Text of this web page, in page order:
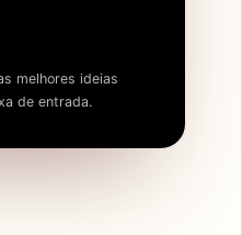
melhores ideias
de entrada.